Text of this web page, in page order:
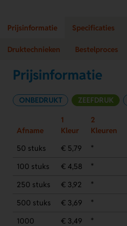
Prijsinformatie Specificaties
Druktechnieken Bestelproces
Prijsinformatie
ONBEDRUKT ZEEFDRUK
Afname
1
Kleur
2
Kleuren
50 stuks
€ 5,79 *
100 stuks
€ 4,58 *
250 stuks
€ 3,92 *
500 stuks
€ 3,69 *
1000
€ 3,49 *